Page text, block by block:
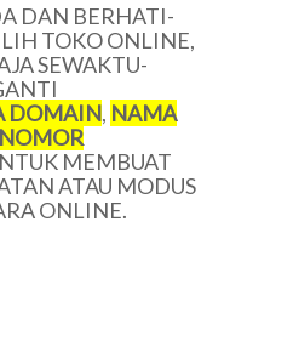
DAN BERHATI-
TOKO ONLINE,
SEWAKTU-
DOMAIN, NAMA
NOMOR
MEMBUAT
ATAU MODUS
ONLINE.